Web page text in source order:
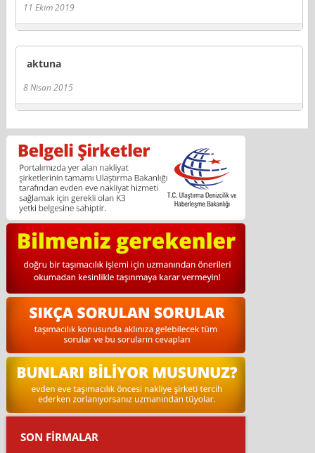
11 Ekim 2019
aktuna
8 Nisan 2015
SON FİRMALAR